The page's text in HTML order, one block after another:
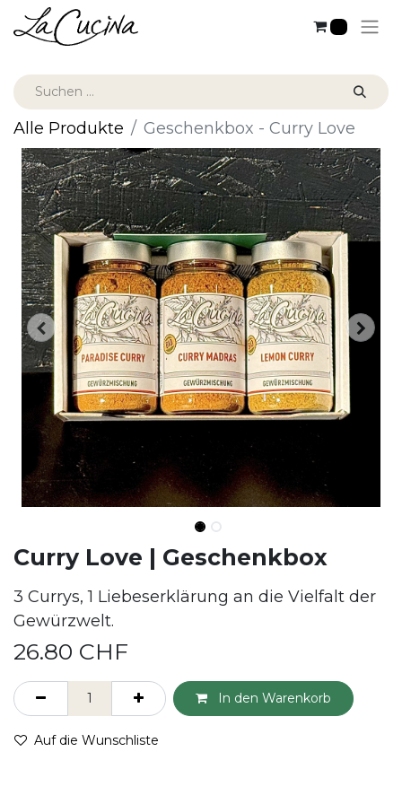
Alle Produkte Geschenkbox - Curry Love
Curry Love | Geschenkbox
3 Currys, 1 Liebeserklärung an die Vielfalt der
Gewürzwelt.
26.80 CHF
In den Warenkorb
Auf die Wunschliste